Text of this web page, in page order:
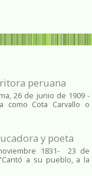
peruana
26 de junio de 1909 -
como Cota Carvallo o
y poeta
1831- 23 de
a su pueblo, a la